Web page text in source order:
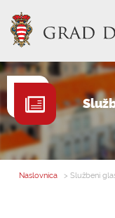
GRADONAČELNIK
Naslovnica > Službeni